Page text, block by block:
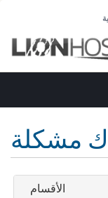
مشكلة
الأقسام